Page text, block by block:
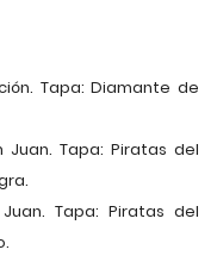
Tapa: Diamante de
Juan. Tapa: Piratas del
Tapa: Piratas del